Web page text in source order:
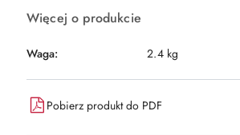
Więcej o produkcie
Waga: 2.4 kg
Pobierz produkt do PDF